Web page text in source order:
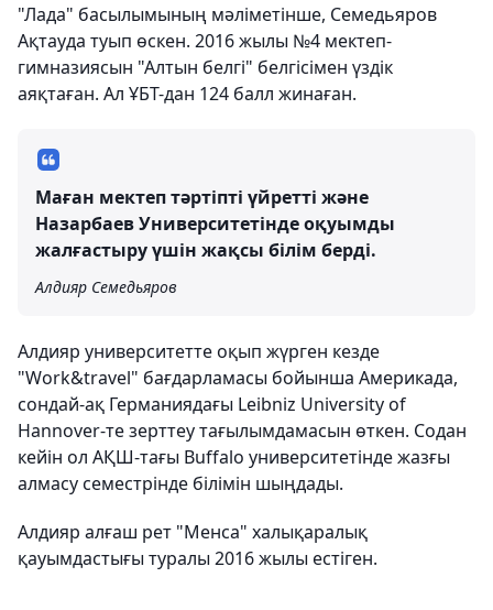
"Лада" басылымының мәліметінше, Семедьяров
Ақтауда туып өскен. 2016 жылы №4 мектеп-
гимназиясын "Алтын белгі" белгісімен үздік
аяқтаған. Ал ҰБТ-дан 124 балл жинаған.
Маған мектеп тәртіпті үйретті және
Назарбаев Университетінде оқуымды
жалғастыру үшін жақсы білім берді.
Алдияр Семедьяров
Алдияр университетте оқып жүрген кезде
"Work&travel" бағдарламасы бойынша Америкада,
сондай-ақ Германиядағы Leibniz University of
Hannover-те зерттеу тағылымдамасын өткен. Содан
кейін ол АҚШ-тағы Buffalo университетінде жазғы
алмасу семестрінде білімін шыңдады.
Алдияр алғаш рет "Менса" халықаралық
қауымдастығы туралы 2016 жылы естіген.